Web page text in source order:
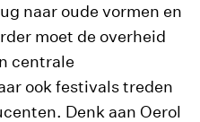
naar oude vormen en
moet de overheid
centrale
ook festivals treden
Denk aan Oerol